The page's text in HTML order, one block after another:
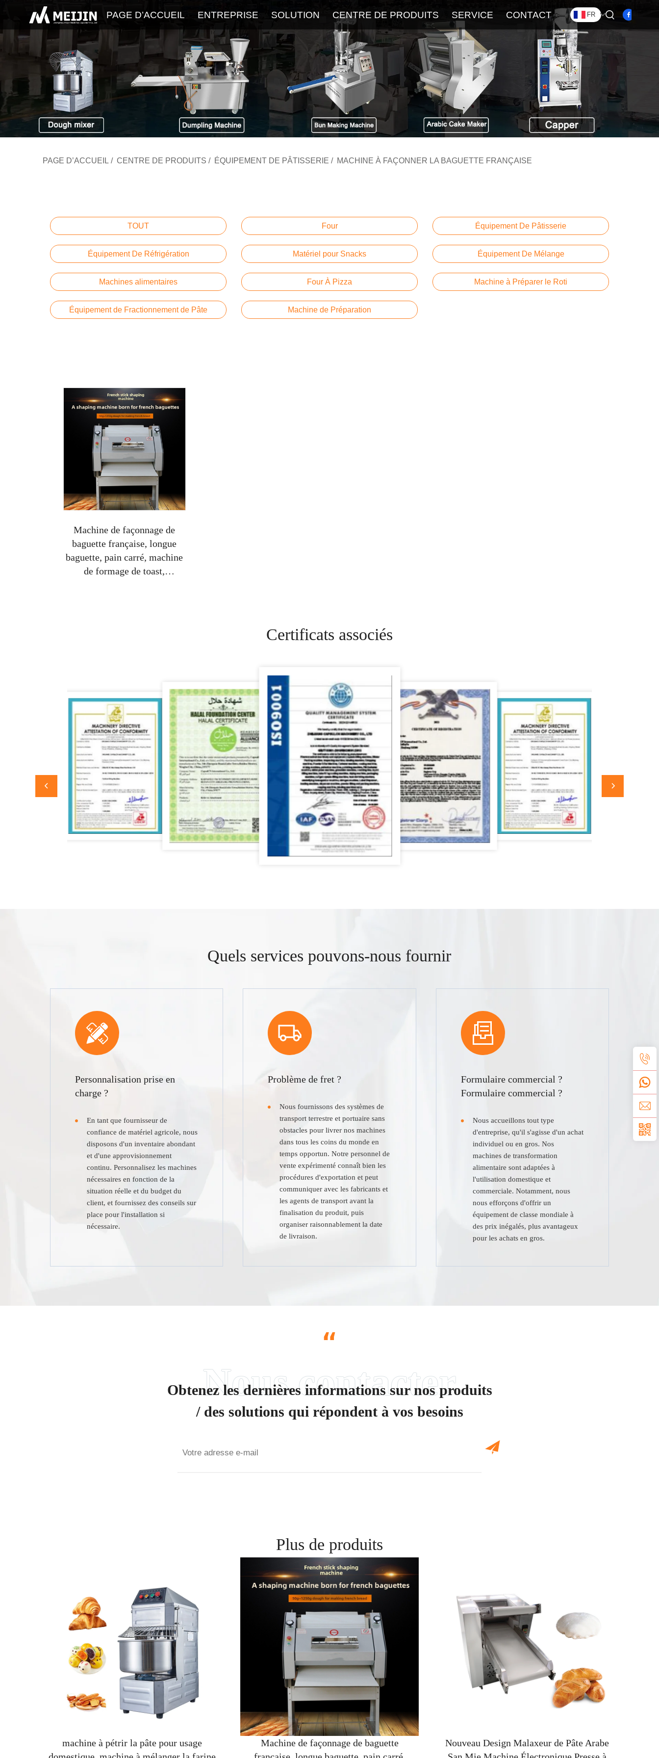
PAGE D’ACCUEIL ENTREPRISE
À Propos Dernier Blog
SOLUTION CENTRE DE PRODUITS SERVICE
Service FAQ
CONTACT FR
PAGE D’ACCUEIL / CENTRE DE PRODUITS / ÉQUIPEMENT DE PÂTISSERIE / MACHINE À FAÇONNER LA BAGUETTE FRANÇAISE
TOUT Four Équipement De Pâtisserie
Équipement De Réfrigération Matériel pour Snacks Équipement De Mélange
Machines alimentaires Four À Pizza Machine à Préparer le Roti
Équipement de Fractionnement de Pâte Machine de Préparation
Machine de façonnage de
baguette française, longue
baguette, pain carré, machine
de formage de toast,
Certificats associés
Quels services pouvons-nous fournir
Personnalisation prise en
charge ?
En tant que fournisseur de
confiance de matériel agricole, nous
disposons d'un inventaire abondant
et d'une approvisionnement
continu. Personnalisez les machines
nécessaires en fonction de la
situation réelle et du budget du
client, et fournissez des conseils sur
place pour l'installation si
nécessaire.
Problème de fret ?
Nous fournissons des systèmes de
transport terrestre et portuaire sans
obstacles pour livrer nos machines
dans tous les coins du monde en
temps opportun. Notre personnel de
vente expérimenté connaît bien les
procédures d'exportation et peut
communiquer avec les fabricants et
les agents de transport avant la
finalisation du produit, puis
organiser raisonnablement la date
de livraison.
Formulaire commercial ?
Formulaire commercial ?
Nous accueillons tout type
d'entreprise, qu'il s'agisse d'un achat
individuel ou en gros. Nos
machines de transformation
alimentaire sont adaptées à
l'utilisation domestique et
commerciale. Notamment, nous
nous efforçons d'offrir un
équipement de classe mondiale à
des prix inégalés, plus avantageux
pour les achats en gros.
“
Obtenez les dernières informations sur nos produits
/ des solutions qui répondent à vos besoins
Plus de produits
machine à pétrir la pâte pour usage
Machine de façonnage de baguette
Nouveau Design Malaxeur de Pâte Arabe